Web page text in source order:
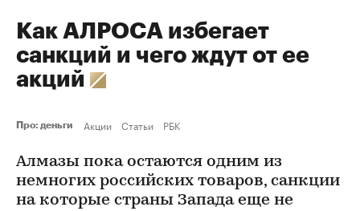
Как АЛРОСА избегает
санкций и чего ждут от ее
акций
Про: деньги Акции Статьи РБК
Алмазы пока остаются одним из
немногих российских товаров, санкции
на которые страны Запада еще не